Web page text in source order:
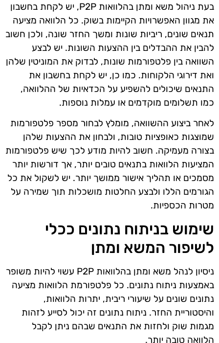
בעת ניהול משא ומתן בהלוואות P2P, יש לקחת בחשבון
את מגוון האפשרויות הקיימות בשוק. כל הלוואה מציעה
תנאים שונים, ריביות שונות ומשך החזר שונה, ולכן חשוב
להבין את ההבדלים בין ההצעות השונות. יש לבצע
השוואה בין פלטפורמות שונות, לבדוק את המוניטין שלהן
ואת דירוגי הלקוחות. כמו כן, יש לקחת בחשבון את
התנאים שיכולים להשפיע על הכדאיות של ההלוואה,
כמו תשלומים מוקדמים או עמלות נוספות.
לאחר ביצוע ההשוואה, מומלץ לבחור מספר פלטפורמות
שמוצגות כאופציות טובות, ולבחון את ההצעות שלהן
בצורה מעמיקה. חשוב להיות מודע לכך שיש פלטפורמות
המציעות הלוואות בתנאים טובים יותר, אך דורשות יותר
מסמכים או תהליך אישור ממושך יותר. יש לשקול את כל
הגורמים הללו ולבצע החלטות מושכלות תוך שמירה על
מטרות הכספיות.
שימוש בניתוח נתונים ככלי
לשיפור המשא ומתן
ניסיון לנהל משא ומתן בהלוואות P2P עשוי להיות משופר
באמצעות ניתוח נתונים. כל פלטפורמת הלוואות מציעה
נתונים שונים על שיעורי ריבית, יתרות הלוואות,
והיסטוריית החזר. ניתוח נתונים זה יכול לסייע לזהות
מגמות שוק ולחזות את התנאים שבהם ניתן לקבל
הלוואה טובה יותר.